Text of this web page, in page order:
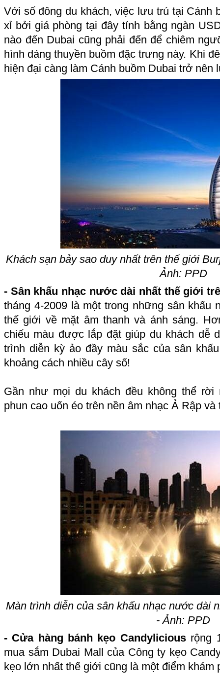
Với số đông du khách, việc lưu trú tại Cánh
xỉ bởi giá phòng tại đây tính bằng ngàn
nào đến Dubai cũng phải đến để chiêm
hình dáng thuyền buồm đặc trưng này. Khi
hiện đại càng làm Cánh buồm Dubai trở nên
Khách sạn bảy sao duy nhất trên thế giới
Ảnh: PPD
- Sân khấu nhạc nước dài nhất thế giới
tháng 4-2009 là một trong những sân khấu
thế giới về mặt âm thanh và ánh sáng.
chiếu màu được lắp đặt giúp du khách dễ
trình diễn kỳ ảo đầy màu sắc của sân
khoảng cách nhiều cây số!
Gần như mọi du khách đều không thể
phun cao uốn éo trên nền âm nhạc Ả Rập và
Màn trình diễn của sân khấu nhạc nước dài
- Ảnh: PPD
- Cửa hàng bánh kẹo Candyliciousrộng
mua sắm Dubai Mall của Công ty kẹo
kẹo lớn nhất thế giới cũng là một điểm khám